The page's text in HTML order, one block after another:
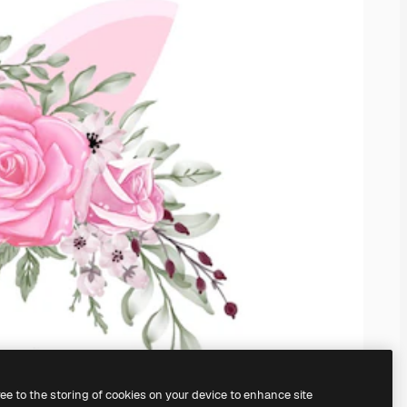
to the storing of cookies on your device to enhance site